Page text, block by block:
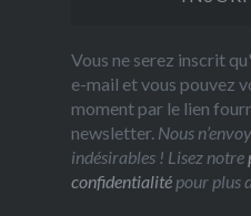
Vous ne serez inscrit
e-mail et vous pouvez
moment par le lien
newsletter. Nous
indésirables ! Lisez notre
confidentialitépour plus